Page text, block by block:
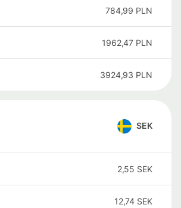
784,99 PLN
1962,47 PLN
3924,93 PLN
SEK
2,55 SEK
12,74 SEK